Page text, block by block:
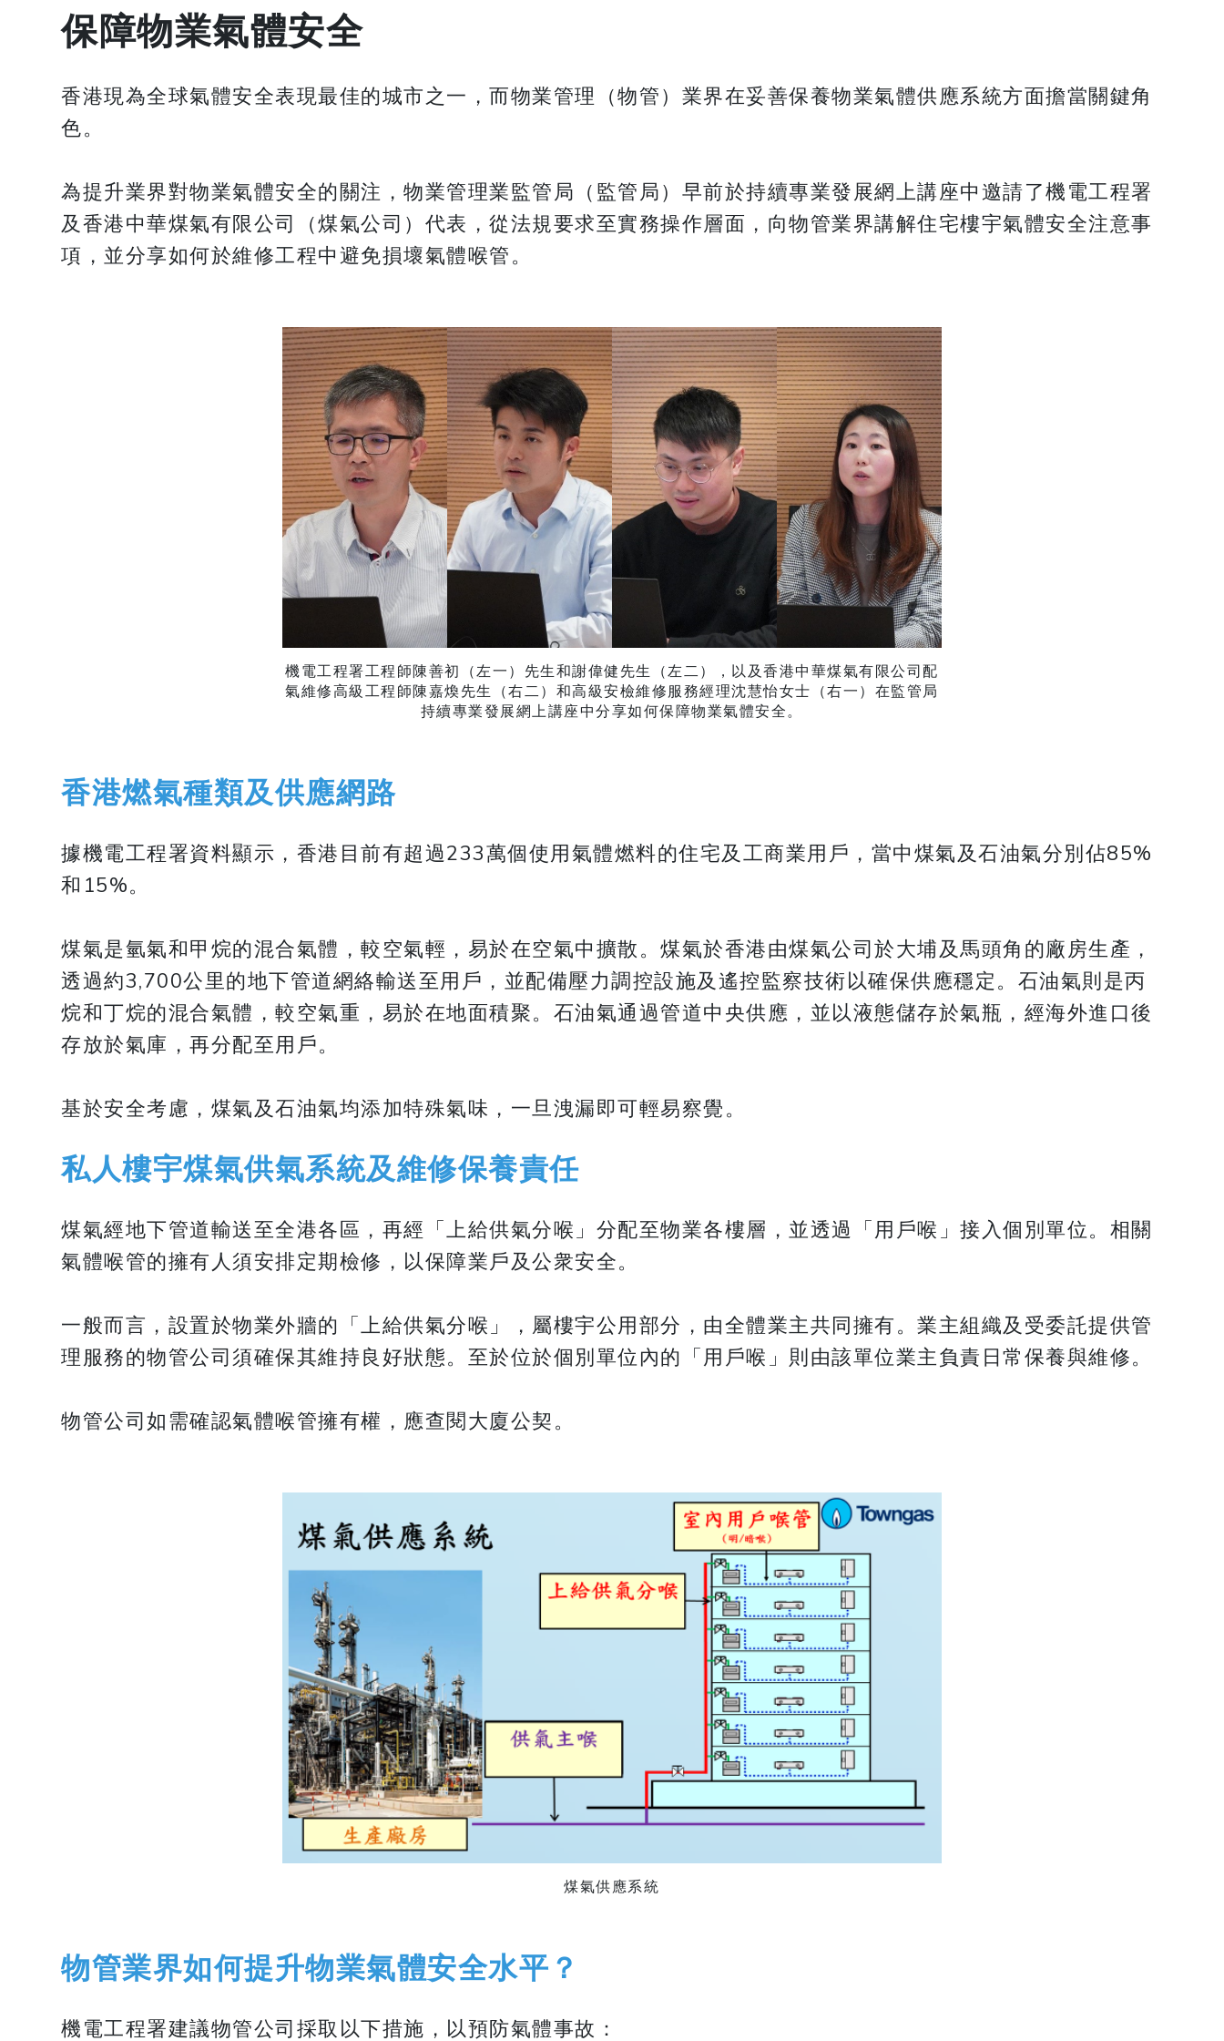
保障物業氣體安全
香港現為全球氣體安全表現最佳的城市之一，而物業管理（物管）業界在妥善保養物業氣體供應系統方面擔當關鍵角
色。
為提升業界對物業氣體安全的關注，物業管理業監管局（監管局）早前於持續專業發展網上講座中邀請了機電工程署
及香港中華煤氣有限公司（煤氣公司）代表，從法規要求至實務操作層面，向物管業界講解住宅樓宇氣體安全注意事
項，並分享如何於維修工程中避免損壞氣體喉管。
機電工程署工程師陳善初（左一）先生和謝偉健先生（左二），以及香港中華煤氣有限公司配
氣維修高級工程師陳嘉煥先生（右二）和高級安檢維修服務經理沈慧怡女士（右一）在監管局
持續專業發展網上講座中分享如何保障物業氣體安全。
香港燃氣種類及供應網路
據機電工程署資料顯示，香港目前有超過233萬個使用氣體燃料的住宅及工商業用戶，當中煤氣及石油氣分別佔85%
和15%。
煤氣是氫氣和甲烷的混合氣體，較空氣輕，易於在空氣中擴散。煤氣於香港由煤氣公司於大埔及馬頭角的廠房生產，
透過約3,700公里的地下管道網絡輸送至用戶，並配備壓力調控設施及遙控監察技術以確保供應穩定。石油氣則是丙
烷和丁烷的混合氣體，較空氣重，易於在地面積聚。石油氣通過管道中央供應，並以液態儲存於氣瓶，經海外進口後
存放於氣庫，再分配至用戶。
基於安全考慮，煤氣及石油氣均添加特殊氣味，一旦洩漏即可輕易察覺。
私人樓宇煤氣供氣系統及維修保養責任
煤氣經地下管道輸送至全港各區，再經「上給供氣分喉」分配至物業各樓層，並透過「用戶喉」接入個別單位。相關
氣體喉管的擁有人須安排定期檢修，以保障業戶及公衆安全。
一般而言，設置於物業外牆的「上給供氣分喉」，屬樓宇公用部分，由全體業主共同擁有。業主組織及受委託提供管
理服務的物管公司須確保其維持良好狀態。至於位於個別單位內的「用戶喉」則由該單位業主負責日常保養與維修。
物管公司如需確認氣體喉管擁有權，應查閱大廈公契。
煤氣供應系統
物管業界如何提升物業氣體安全水平？
機電工程署建議物管公司採取以下措施，以預防氣體事故：